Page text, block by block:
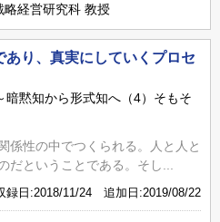
経営研究科 教授
あり、真実にしていくプロセ
暗黙知から形式知へ（4）そもそ
係性の中でつくられる。人と人と
だということである。そし...
録日:2018/11/24 追加日:2019/08/22